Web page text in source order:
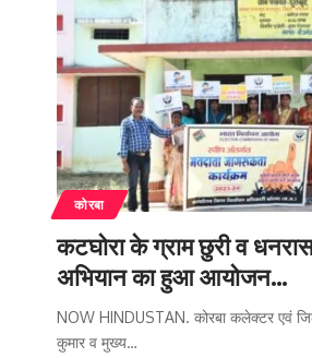
कोरबा
कटघोरा के ग्राम छुरी व
अभियान का हुआ आयोजन…
NOW HINDUSTAN. कोरबा कलेक्टर एवं
कुमार व मुख्य…